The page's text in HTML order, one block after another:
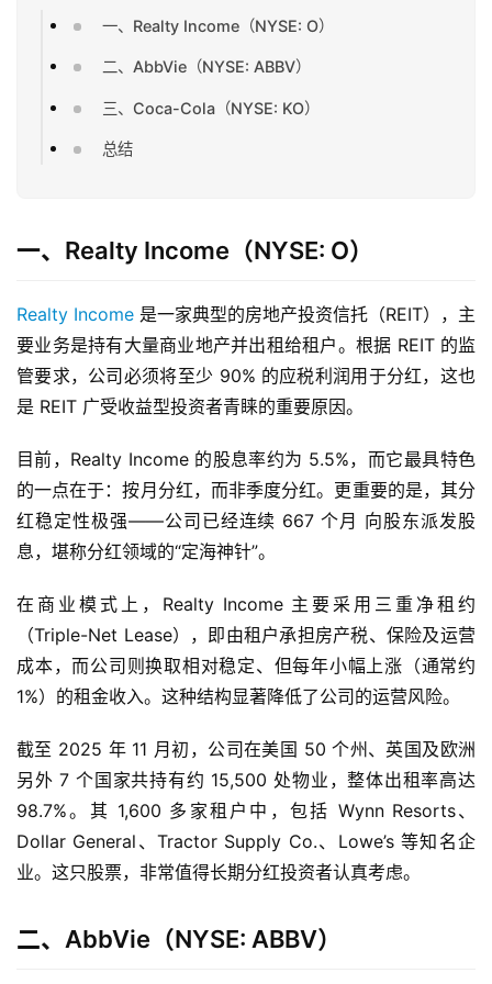
一、Realty Income（NYSE: O）
二、AbbVie（NYSE: ABBV）
三、Coca-Cola（NYSE: KO）
总结
一、Realty Income（NYSE: O）
Realty Income 是一家典型的房地产投资信托（REIT），主
要业务是持有大量商业地产并出租给租户。根据 REIT 的监
管要求，公司必须将至少 90% 的应税利润用于分红，这也
是 REIT 广受收益型投资者青睐的重要原因。
目前，Realty Income 的股息率约为 5.5%，而它最具特色
的一点在于：按月分红，而非季度分红。更重要的是，其分
红稳定性极强——公司已经连续 667 个月 向股东派发股
息，堪称分红领域的“定海神针”。
在商业模式上，Realty Income 主要采用三重净租约
（Triple-Net Lease），即由租户承担房产税、保险及运营
成本，而公司则换取相对稳定、但每年小幅上涨（通常约
1%）的租金收入。这种结构显著降低了公司的运营风险。
截至 2025 年 11 月初，公司在美国 50 个州、英国及欧洲
另外 7 个国家共持有约 15,500 处物业，整体出租率高达
98.7%。其 1,600 多家租户中，包括 Wynn Resorts、
Dollar General、Tractor Supply Co.、Lowe’s 等知名企
业。这只股票，非常值得长期分红投资者认真考虑。
二、AbbVie（NYSE: ABBV）